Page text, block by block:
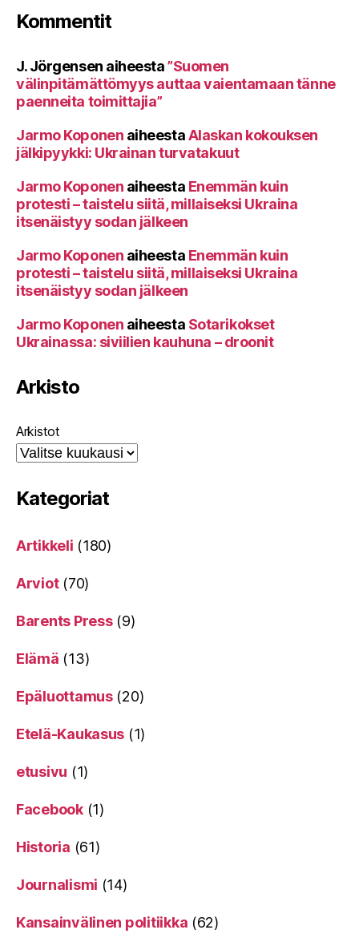
Kommentit
J. Jörgensen aiheesta”Suomen
välinpitämättömyys auttaa vaientamaan tänne
paenneita toimittajia”
Jarmo Koponen aiheestaAlaskan kokouksen
jälkipyykki: Ukrainan turvatakuut
Jarmo Koponen aiheesta Enemmän kuin
protesti – taistelu siitä, millaiseksi Ukraina
itsenäistyy sodan jälkeen
Jarmo Koponen aiheesta Enemmän kuin
protesti – taistelu siitä, millaiseksi Ukraina
itsenäistyy sodan jälkeen
Jarmo Koponen aiheesta Sotarikokset
Ukrainassa: siviilien kauhuna – droonit
Arkisto
Arkistot
Kategoriat
Artikkeli (180)
Arviot(70)
Barents Press(9)
Elämä (13)
Epäluottamus(20)
Etelä-Kaukasus (1)
etusivu (1)
Facebook(1)
Historia (61)
Journalismi (14)
Kansainvälinen politiikka (62)